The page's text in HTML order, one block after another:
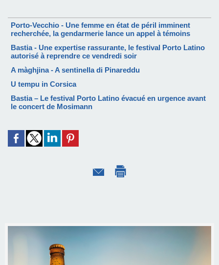
Porto-Vecchio - Une femme en état de péril imminent
recherchée, la gendarmerie lance un appel à témoins
Bastia - Une expertise rassurante, le festival Porto Latino
autorisé à reprendre ce vendredi soir
A màghjina - A sentinella di Pinareddu
U tempu in Corsica
Bastia – Le festival Porto Latino évacué en urgence avant
le concert de Mosimann